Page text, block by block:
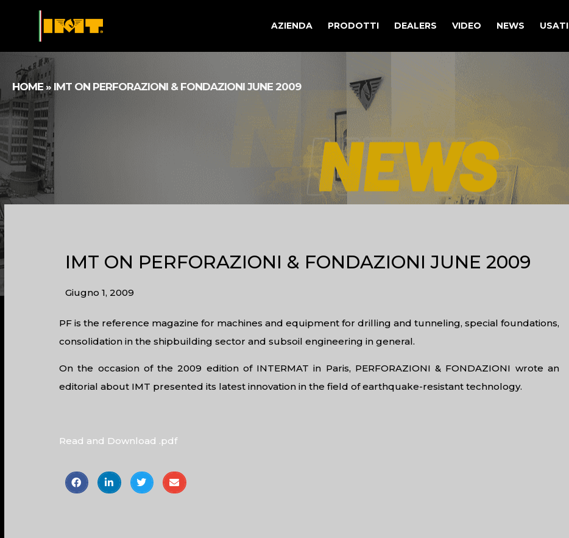
AZIENDA PRODOTTI DEALERS VIDEO NEWS USATI
HOME» IMT ON PERFORAZIONI & FONDAZIONI JUNE 2009
IMT ON PERFORAZIONI & FONDAZIONI JUNE 2009
Giugno 1, 2009
PF is the reference magazine for machines and equipment for drilling and tunneling, special foundations,
consolidation in the shipbuilding sector and subsoil engineering in general.
On the occasion of the 2009 edition of INTERMAT in Paris, PERFORAZIONI & FONDAZIONI wrote an
editorial about IMT presented its latest innovation in the field of earthquake-resistant technology.
Read and Download .pdf